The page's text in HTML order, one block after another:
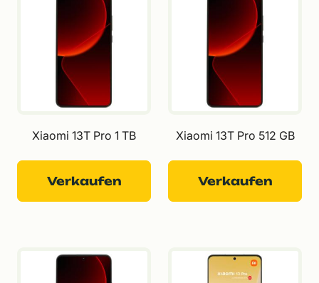
Xiaomi 13T Pro 1 TB
Verkaufen
Xiaomi 13T Pro 512 GB
Verkaufen